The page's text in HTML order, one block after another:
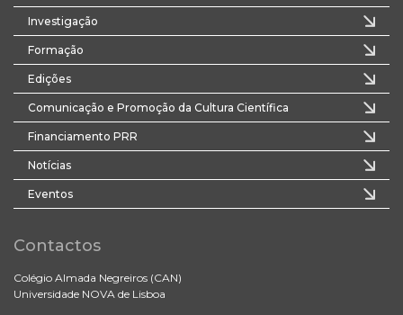
Investigação
Formação
Edições
Comunicação e Promoção da Cultura Científica
Financiamento PRR
Notícias
Eventos
Contactos
Colégio Almada Negreiros (CAN)
Universidade NOVA de Lisboa